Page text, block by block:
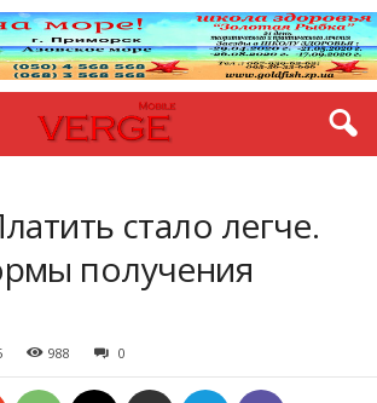
стало легче.
получения
988 0